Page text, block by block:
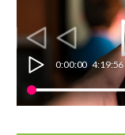
0:00:00 4:19:56